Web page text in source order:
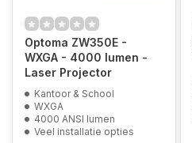
Optoma ZW350E -
WXGA - 4000 lumen -
Laser Projector
Kantoor & School
WXGA
4000 ANSI lumen
Veel installatie opties